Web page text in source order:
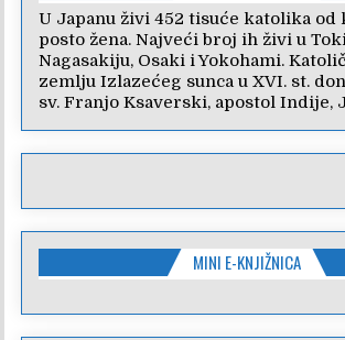
U Japanu živi 452 tisuće katolika od
posto žena. Najveći broj ih živi u
Nagasakiju, Osaki i Yokohami.
zemlju Izlazećeg sunca u XVI. st.
sv. Franjo Ksaverski, apostol Indije,
MINI E-KNJIŽNICA